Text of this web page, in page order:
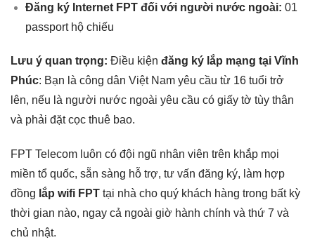
Đăng ký Internet FPT đối với người nước ngoài: 01
passport hộ chiếu
Lưu ý quan trọng: Điều kiện đăng ký lắp mạng tại Vĩnh
Phúc: Bạn là công dân Việt Nam yêu cầu từ 16 tuổi trở
lên, nếu là người nước ngoài yêu cầu có giấy tờ tùy thân
và phải đặt cọc thuê bao.
FPT Telecom luôn có đội ngũ nhân viên trên khắp mọi
miền tổ quốc, sẵn sàng hỗ trợ, tư vấn đăng ký, làm hợp
đồng lắp wifi FPT tại nhà cho quý khách hàng trong bất kỳ
thời gian nào, ngay cả ngoài giờ hành chính và thứ 7 và
chủ nhật.